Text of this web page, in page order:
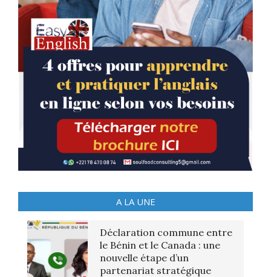
A LA UNE
Déclaration commune entre
le Bénin et le Canada : une
nouvelle étape d’un
partenariat stratégique